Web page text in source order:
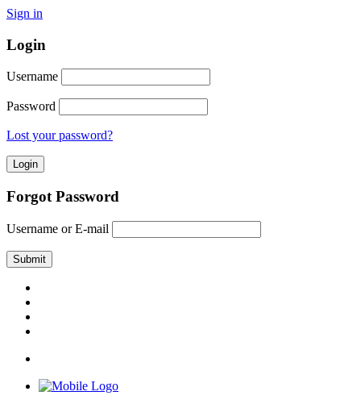
Sign in
Login
Username
Password
Lost your password?
Forgot Password
Username or E-mail